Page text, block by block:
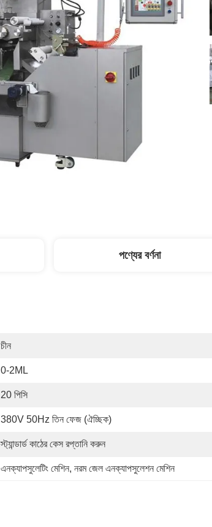
পণ্যের বর্ণনা
চীন
0-2ML
20 পিসি
380V 50Hz তিন ফেজ (ঐচ্ছিক)
স্ট্যান্ডার্ড কাঠের কেস রপ্তানি করুন
এনক্যাপসুলেটিং মেশিন, নরম জেল এনক্যাপসুলেশন মেশিন